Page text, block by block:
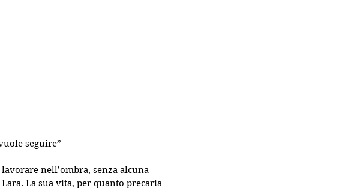
seguire”
nell’ombra, senza alcuna
La sua vita, per quanto precaria